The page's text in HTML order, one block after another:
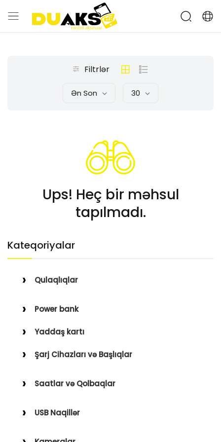
Kateqoriyalar
Qulaqlıqlar
Qulaqüstü
Power bank
Yaddaş kartı
Şarj Cihazları və Başlıqlar
Saatlar və Qolbaqlar
Saat Qolbaqları
USB Naqillər
Filtrlər
Ən Son 30
Ups! Heç bir məhsul
tapılmadı.